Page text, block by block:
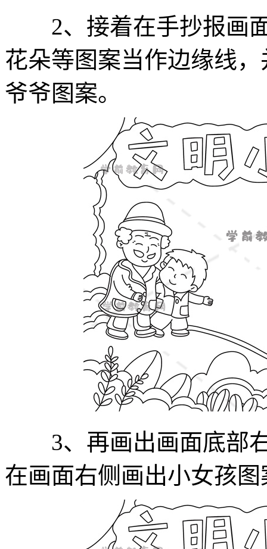
2、接着在手抄报画面
花朵等图案当作边缘线
爷爷图案。
3、再画出画面底部右
在画面右侧画出小女孩图